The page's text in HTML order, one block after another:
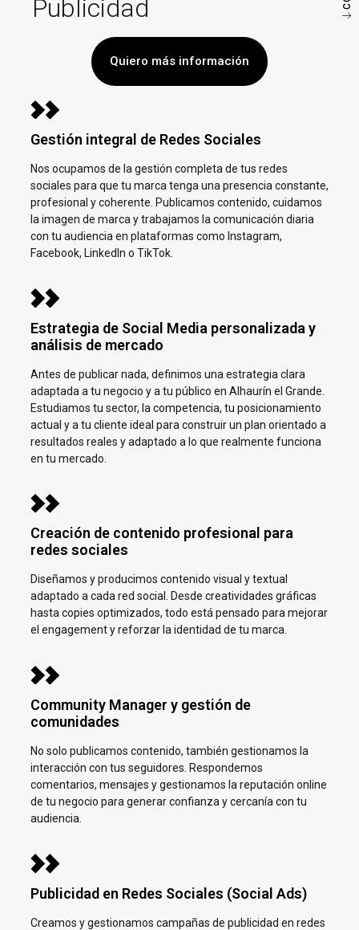
Publicidad
Quiero más información
Gestión integral de Redes Sociales
Nos ocupamos de la gestión completa de tus redes
sociales para que tu marca tenga una presencia constante,
profesional y coherente. Publicamos contenido, cuidamos
la imagen de marca y trabajamos la comunicación diaria
con tu audiencia en plataformas como Instagram,
Facebook, LinkedIn o TikTok.
Estrategia de Social Media personalizada y
análisis de mercado
Antes de publicar nada, definimos una estrategia clara
adaptada a tu negocio y a tu público en Alhaurín el Grande.
Estudiamos tu sector, la competencia, tu posicionamiento
actual y a tu cliente ideal para construir un plan orientado a
resultados reales y adaptado a lo que realmente funciona
en tu mercado.
Creación de contenido profesional para
redes sociales
Diseñamos y producimos contenido visual y textual
adaptado a cada red social. Desde creatividades gráficas
hasta copies optimizados, todo está pensado para mejorar
el engagement y reforzar la identidad de tu marca.
Community Manager y gestión de
comunidades
No solo publicamos contenido, también gestionamos la
interacción con tus seguidores. Respondemos
comentarios, mensajes y gestionamos la reputación online
de tu negocio para generar confianza y cercanía con tu
audiencia.
Publicidad en Redes Sociales (Social Ads)
Creamos y gestionamos campañas de publicidad en redes